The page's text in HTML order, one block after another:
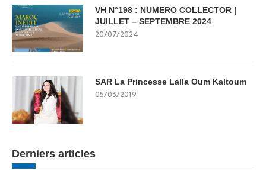
VH N°198 : NUMERO COLLECTOR |
JUILLET – SEPTEMBRE 2024
20/07/2024
SAR La Princesse Lalla Oum Kaltoum
05/03/2019
Derniers articles